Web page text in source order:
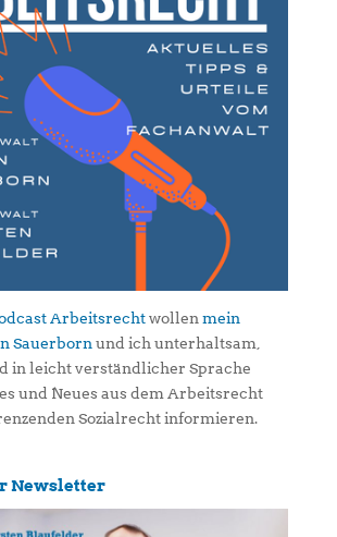
Arbeitsrechtwollenmein
Sauerbornund ich unterhaltsam,
in leicht verständlicher Sprache
und Neues aus dem Arbeitsrecht
Sozialrecht informieren.
Newsletter